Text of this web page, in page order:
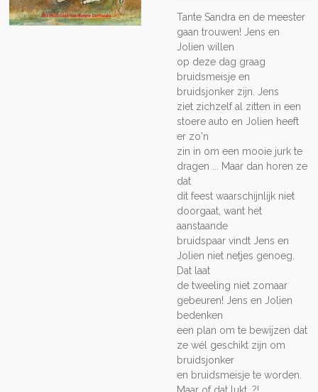
Tante Sandra en de meester
gaan trouwen! Jens en
Jolien willen
op deze dag graag
bruidsmeisje en
bruidsjonker zijn. Jens
ziet zichzelf al zitten in een
stoere auto en Jolien heeft
er zo'n
zin in om een mooie jurk te
dragen ... Maar dan horen ze
dat
dit feest waarschijnlijk niet
doorgaat, want het
aanstaande
bruidspaar vindt Jens en
Jolien niet netjes genoeg.
Dat laat
de tweeling niet zomaar
gebeuren! Jens en Jolien
bedenken
een plan om te bewijzen dat
ze wél geschikt zijn om
bruidsjonker
en bruidsmeisje te worden.
Maar of dat lukt…?!